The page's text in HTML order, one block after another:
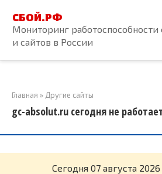
контенту
СБОЙ.РФ
Мониторинг работоспособности
и сайтов в России
Главная » Другие сайты
gc-absolut.ru сегодня не
Cегодня 07 августа